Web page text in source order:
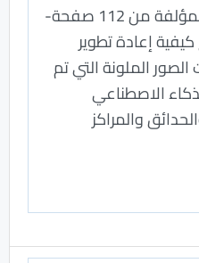
والخطة المصرية -المؤلفة من 112 صفحة-
إعادة تطوير
الملونة التي تم
الاصطناعي
والمراكز